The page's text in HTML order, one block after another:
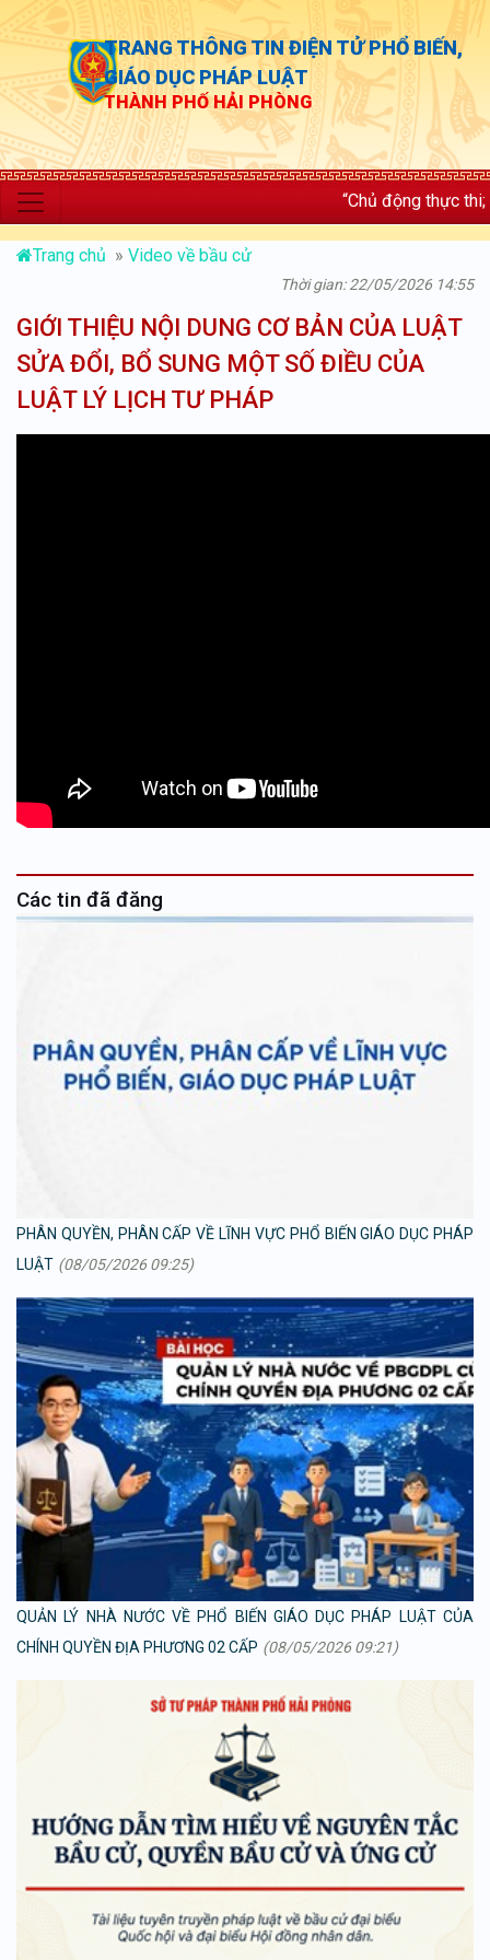
TRANG THÔNG TIN ĐIỆN TỬ PHỔ BIẾN,
GIÁO DỤC PHÁP LUẬT
THÀNH PHỐ HẢI PHÒNG
“Chủ động thực thi;
Trang chủ » Video về bầu cử
Thời gian: 22/05/2026 14:55
GIỚI THIỆU NỘI DUNG CƠ BẢN CỦA LUẬT
SỬA ĐỔI, BỔ SUNG MỘT SỐ ĐIỀU CỦA
LUẬT LÝ LỊCH TƯ PHÁP
Các tin đã đăng
PHÂN QUYỀN, PHÂN CẤP VỀ LĨNH VỰC PHỔ BIẾN GIÁO DỤC PHÁP
LUẬT (08/05/2026 09:25)
QUẢN LÝ NHÀ NƯỚC VỀ PHỔ BIẾN GIÁO DỤC PHÁP LUẬT CỦA
CHÍNH QUYỀN ĐỊA PHƯƠNG 02 CẤP (08/05/2026 09:21)